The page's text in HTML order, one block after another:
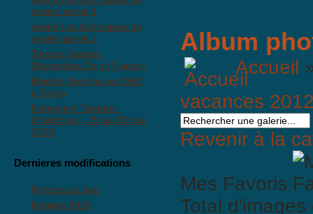
chutes partie 1
ukemi Les techniques de
chutes partie 2
Tamura Sensei -
Shumeikan Dojo (France)
Morihei Ueshiba en 1960
à Tokyo
Nobuyoshi Tamura -
Cherbourg - 29 au 31 mai
2008
Dernieres modifications
Refonte du site
Reprise 2026
Album
Accueil
vacances
Revenir à la
Mes Favoris
Total